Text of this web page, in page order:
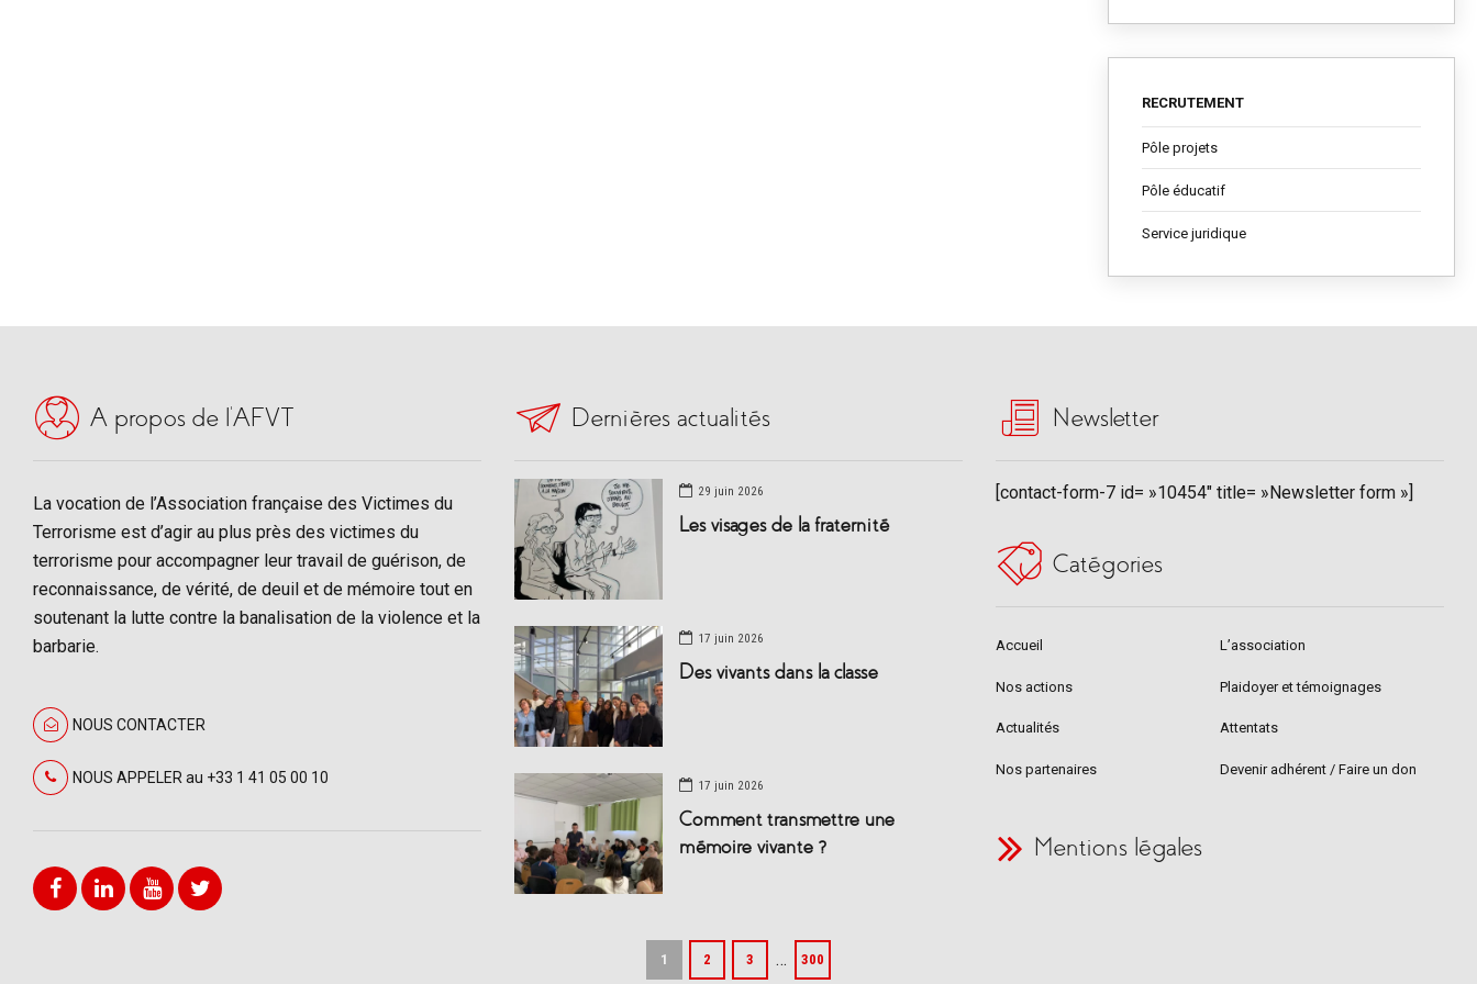
RECRUTEMENT
Pôle projets
Pôle éducatif
Service juridique
A propos de l’AFVT
La vocation de l’Association française des Victimes du
Terrorisme est d’agir au plus près des victimes du
terrorisme pour accompagner leur travail de guérison, de
reconnaissance, de vérité, de deuil et de mémoire tout en
soutenant la lutte contre la banalisation de la violence et la
barbarie.
NOUS CONTACTER
NOUS APPELER au +33 1 41 05 00 10
Dernières actualités
29 juin 2026
Les visages de la fraternité
17 juin 2026
Des vivants dans la classe
17 juin 2026
Comment transmettre une
mémoire vivante ?
1 2 3 … 300
Newsletter
[contact-form-7 id= »10454″ title= »Newsletter form »]
Catégories
Accueil L’association
Nos actions Plaidoyer et témoignages
Actualités Attentats
Nos partenaires Devenir adhérent / Faire un don
Mentions légales